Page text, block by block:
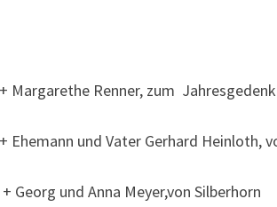
Margarethe Renner, zum
Ehemann und Vater Gerhard Heinloth,
Georg und Anna Meyer,von Silberhorn